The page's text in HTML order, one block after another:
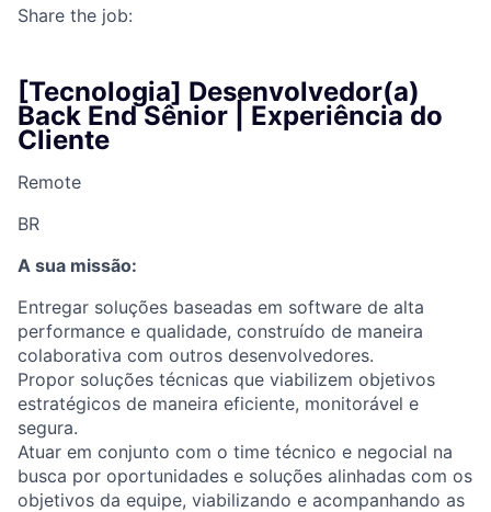
Share the job:
[Tecnologia] Desenvolvedor(a)
Back End Sênior | Experiência do
Cliente
Remote
BR
A sua missão:
Entregar soluções baseadas em software de alta
performance e qualidade, construído de maneira
colaborativa com outros desenvolvedores.
Propor soluções técnicas que viabilizem objetivos
estratégicos de maneira eficiente, monitorável e
segura.
Atuar em conjunto com o time técnico e negocial na
busca por oportunidades e soluções alinhadas com os
objetivos da equipe, viabilizando e acompanhando as